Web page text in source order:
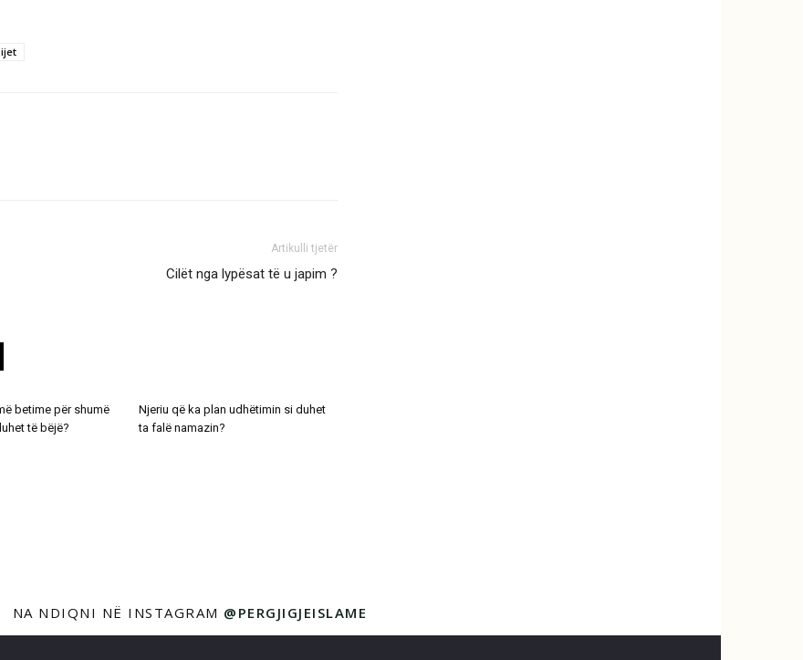
Artikulli tjetër
Cilët nga lypësat të u japim ?
betime për shumë
të bëjë?
Njeriu që ka plan udhëtimin si duhet
ta falë namazin?
NA NDIQNI NË INSTAGRAM @PERGJIGJEISLAME